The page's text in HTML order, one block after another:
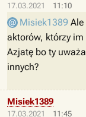
17.03.2021 11:10
Misiek1389
aktorów, którzy
Azjatę bo ty
innych?
17.03.2021 11:45
Misiek1389